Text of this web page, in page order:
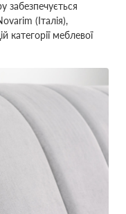
(Італія),
категорії меблевої